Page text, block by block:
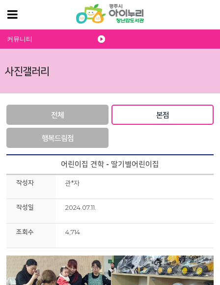
사진갤러리
커뮤니티
전체 본점
행복드림점
어린이집 견학 - 딸기별어린이집
작성자 관*자
작성일 2024.07.11.
조회수 4,714